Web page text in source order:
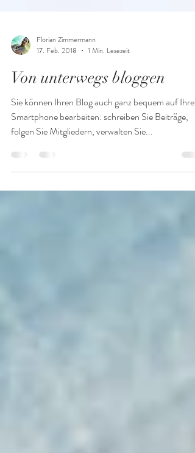
17. Feb. 2018
1 Min. Lesezeit
Von unterwegs bloggen
Sie können Ihren Blog auch ganz bequem auf Ihrem
folgen Sie Mitgliedern, verwalten Sie...